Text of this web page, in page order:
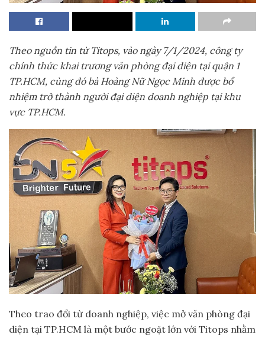
Theo nguồn tin từ Titops, vào ngày 7/1/2024, công ty
chính thức khai trương văn phòng đại diện tại quận 1
TP.HCM, cùng đó bà Hoàng Nữ Ngọc Minh được bổ
nhiệm trở thành người đại diện doanh nghiệp tại khu
vực TP.HCM.
Theo trao đổi từ doanh nghiệp, việc mở văn phòng đại
diện tại TP.HCM là một bước ngoặt lớn với Titops nhằm